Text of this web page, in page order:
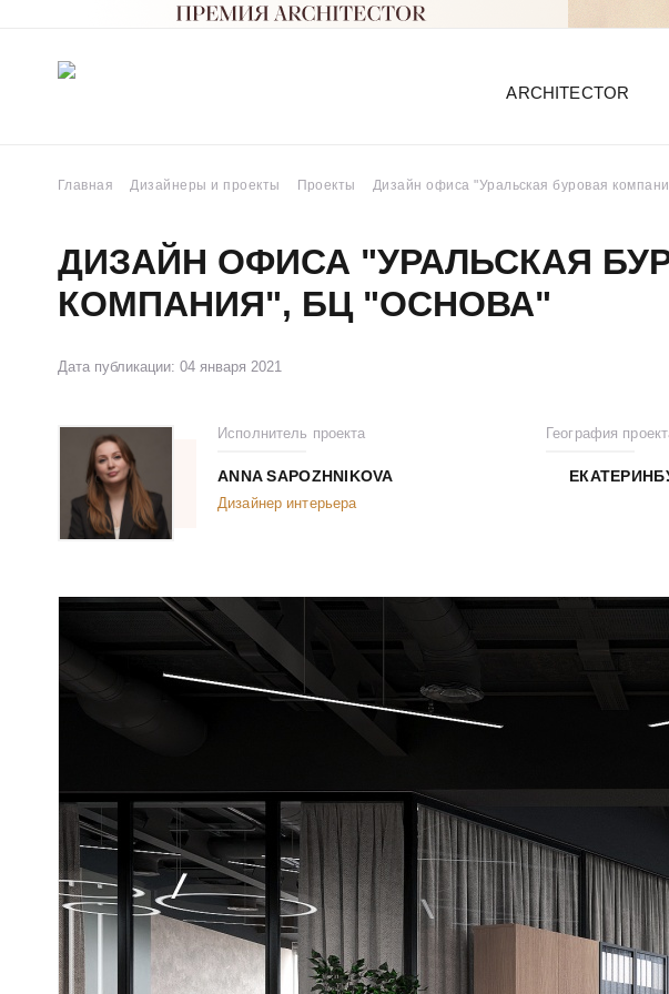
ARCHITECTOR
Главная Дизайнеры и проекты Проекты Дизайн офиса "Уральская буровая
ДИЗАЙН ОФИСА "УРАЛЬСКАЯ
КОМПАНИЯ", БЦ "ОСНОВА"
Дата публикации: 04 января 2021
Исполнитель проекта
ANNA SAPOZHNIKOVA
Дизайнер интерьера
География